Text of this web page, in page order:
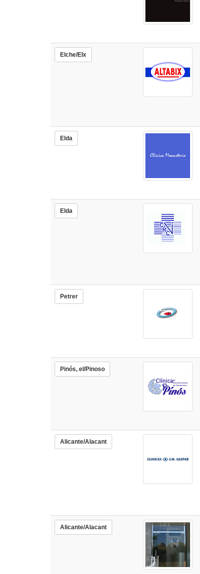
Elche/Elx
Elda
Elda
Petrer
Pinós, el/Pinoso
Alicante/Alacant
Alicante/Alacant